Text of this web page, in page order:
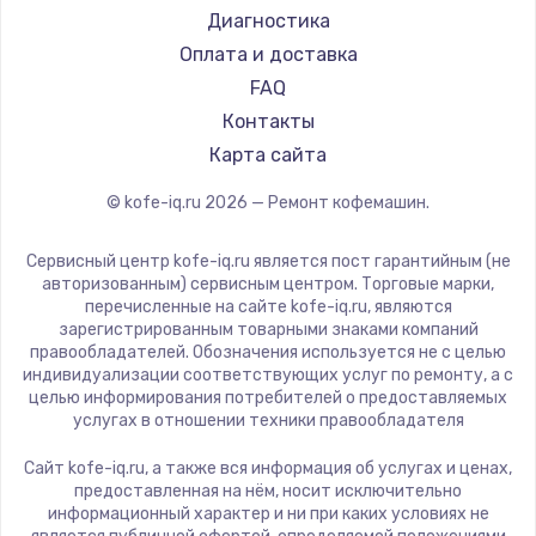
Ремонт кофемашин Carrera
Ремонт кофемашин Supra
WMF
Yamaguchi
Nivona
Astoria
JVC
ROCKET MOZZAFIATO
Vivitek
Thomson
Hisense
DELTA
Tefal
RED solution
Bravilor Bonamat
Диагностика
Оплата и доставка
FAQ
Контакты
Карта сайта
© kofe-iq.ru 2026 — Ремонт кофемашин.
Сервисный центр kofe-iq.ru является пост гарантийным (не
авторизованным) сервисным центром. Торговые марки,
перечисленные на сайте kofe-iq.ru, являются
зарегистрированным товарными знаками компаний
правообладателей. Обозначения используется не с целью
индивидуализации соответствующих услуг по ремонту, а с
целью информирования потребителей о предоставляемых
услугах в отношении техники правообладателя
Сайт kofe-iq.ru, а также вся информация об услугах и ценах,
предоставленная на нём, носит исключительно
информационный характер и ни при каких условиях не